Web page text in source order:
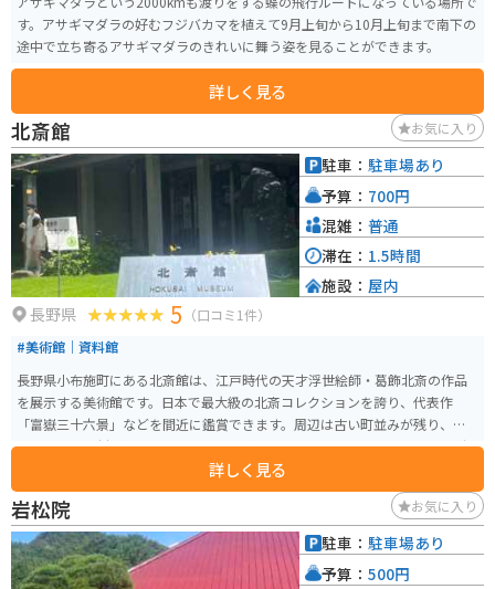
す。アサギマダラの好むフジバカマを植えて9月上旬から10月上旬まで南下の
途中で立ち寄るアサギマダラのきれいに舞う姿を見ることができます。
詳しく見る
北斎館 お気に入り
長野県 5 （口コミ1件）
#美術館｜資料館
長野県小布施町にある北斎館は、江戸時代の天才浮世絵師・葛飾北斎の作品
を展示する美術館です。日本で最大級の北斎コレクションを誇り、代表作
「富嶽三十六景」などを間近に鑑賞できます。周辺は古い町並みが残り、和
菓子や地元食材を使ったカフェ巡りも楽しめます。 バイクで訪れる場合、駐
輪場が整備されており、小布施の自然豊かな景観を爽快に巡るツーリングプ
ランもおすすめです。季節ごとの花や果実狩りスポットも多いため、日帰り
旅行の拠点として最適な場所です。
詳しく見る
駐車： 駐車場あり
予算： 700円
混雑： 普通
滞在： 1.5時間
施設： 屋内
岩松院 お気に入り
駐車： 駐車場あり
予算： 500円